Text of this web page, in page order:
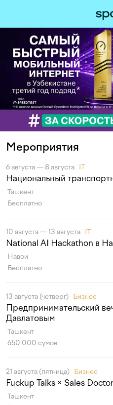
Мероприятия
6 августа — 8 августа IT
Национальный
Ташкент
Бесплатно
10 августа — 13 августа IT
National AI Hackathon в
Навои
Бесплатно
13 августа (четверг) Бизнес
Предпринимательский
Давлатовым
Ташкент
650 000 сумов
21 августа (пятница) Бизнес
Fuckup Talks × Sales Doctor
Ташкент